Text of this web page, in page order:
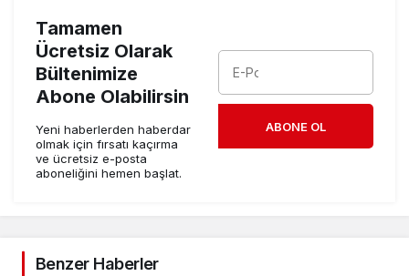
Tamamen
Ücretsiz Olarak
Bültenimize
Abone Olabilirsin
Yeni haberlerden haberdar
olmak için fırsatı kaçırma
ve ücretsiz e-posta
aboneliğini hemen başlat.
ABONE OL
Benzer Haberler